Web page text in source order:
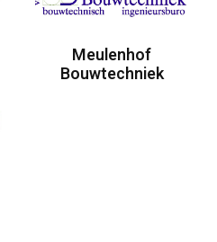
Meulenhof
Bouwtechniek